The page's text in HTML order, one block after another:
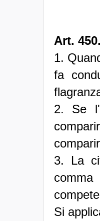
Art.
1.
fa
2. Se
3. La
Si